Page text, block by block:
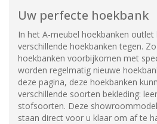
Uw perfecte hoekbank
In het A-meubel hoekbanken outlet
verschillende hoekbanken tegen.
hoekbanken voorbijkomen met
worden regelmatig nieuwe
deze pagina, deze hoekbanken
verschillende soorten bekleding:
stofsoorten. Deze
staan direct voor u klaar om af te